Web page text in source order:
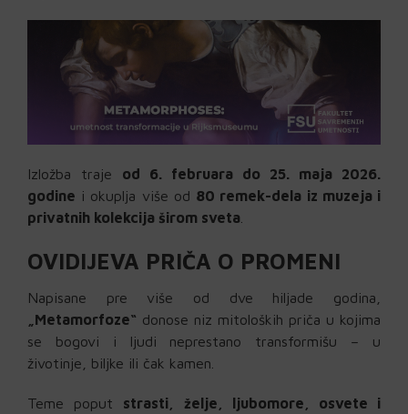
Izložba traje od 6. februara do 25. maja 2026.
godine i okuplja više od 80 remek-dela iz muzeja i
privatnih kolekcija širom sveta
OVIDIJEVA PRIČA O PROMENI
Napisane pre više od dve hiljade godina,
„Metamorfoze“ donose niz mitoloških priča u kojima
se bogovi i ljudi neprestano transformišu – u
životinje, biljke ili čak kamen.
Teme poput strasti, želje, ljubomore, osvete i